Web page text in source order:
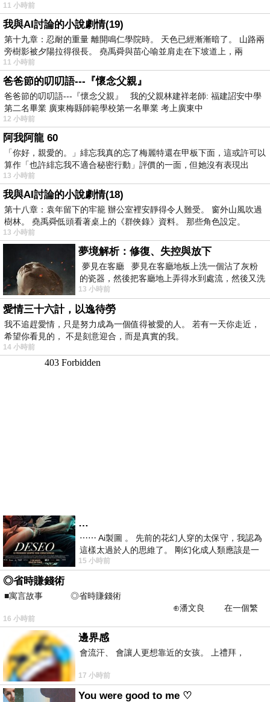
11 小時前
我與AI討論的小說劇情(19)
第十九章：忍耐的重量 離開鳴仁學院時。 天色已經漸漸暗了。 山路兩
旁樹影被夕陽拉得很長。 堯禹舜與苗心喻並肩走在下坡道上，兩
11 小時前
爸爸節的叨叨語---『懷念父親』
爸爸節的叨叨語---『懷念父親』 我的父親林建祥老師: 福建詔安中學
第二名畢業 廣東梅縣師範學校第一名畢業 考上廣東中
12 小時前
阿我阿龍 60
「你好，親愛的。」緋忘我真的忘了梅麗特還在甲板下面，這或許可以
算作「也許緋忘我不適合秘密行動」評價的一面，但她沒有表現出
13 小時前
我與AI討論的小說劇情(18)
第十八章：袁年留下的牢籠 辦公室裡安靜得令人難受。 窗外山風吹過
樹林。 堯禹舜低頭看著桌上的《群俠錄》資料。 那些角色設定。
13 小時前
夢境解析：修復、失控與放下
夢見在客廳 夢見在客廳地板上洗一個沾了灰粉
的瓷器，然後把客廳地上弄得水到處流，然後又洗
一頂棒球潮帽，後來發現帽
13 小時前
愛情三十六計，以逸待勞
我不追趕愛情，只是努力成為一個值得被愛的人。 若有一天你走近，
希望你看見的， 不是刻意迎合，而是真實的我。
14 小時前
…
⋯⋯ Ai製圖 。 先前的花幻人穿的太保守，我認為
這樣太過於人的思維了。 剛幻化成人類應該是一
絲不掛吧？ 當然這樣是創不出
15 小時前
◎省時賺錢術
■寓言故事 ◎省時賺錢術
⊕潘文良 在一個繁
華的商業街上，有兩家傳統
16 小時前
邊界感
會流汗、 會讓人更想靠近的女孩。 上禮拜，
17 小時前
You were good to me ♡